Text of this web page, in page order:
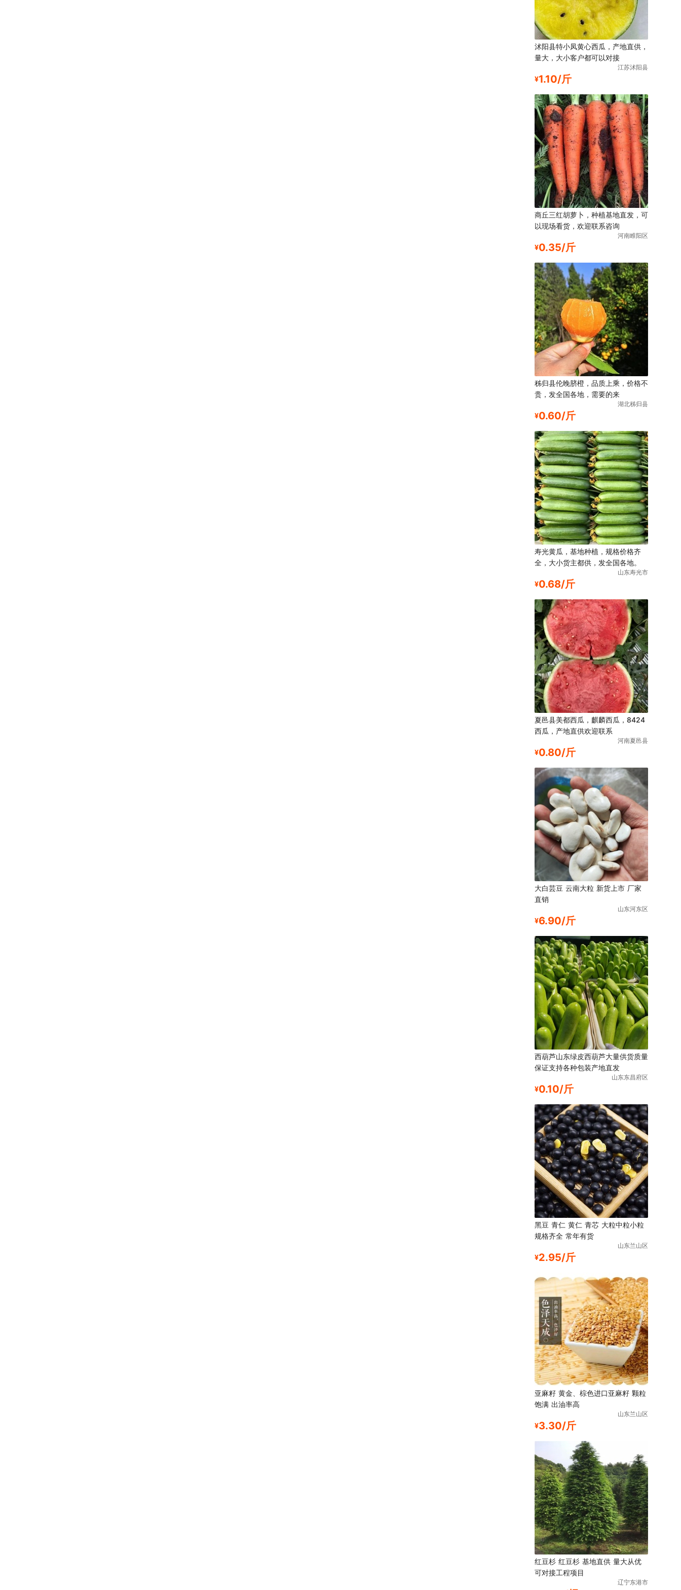
沭阳县特小凤黄心西瓜，产地直供，
量大，大小客户都可以对接
江苏沭阳县
¥1.10/斤
商丘三红胡萝卜，种植基地直发，可
以现场看货，欢迎联系咨询
河南睢阳区
¥0.35/斤
秭归县伦晚脐橙，品质上乘，价格不
贵，发全国各地，需要的来
湖北秭归县
¥0.60/斤
寿光黄瓜，基地种植，规格价格齐
全，大小货主都供，发全国各地。
山东寿光市
¥0.68/斤
夏邑县美都西瓜，麒麟西瓜，8424
西瓜，产地直供欢迎联系
河南夏邑县
¥0.80/斤
大白芸豆 云南大粒 新货上市 厂家
直销
山东河东区
¥6.90/斤
西葫芦山东绿皮西葫芦大量供货质量
保证支持各种包装产地直发
山东东昌府区
¥0.10/斤
黑豆 青仁 黄仁 青芯 大粒中粒小粒
规格齐全 常年有货
山东兰山区
¥2.95/斤
亚麻籽 黄金、棕色进口亚麻籽 颗粒
饱满 出油率高
山东兰山区
¥3.30/斤
红豆杉 红豆杉 基地直供 量大从优
可对接工程项目
辽宁东港市